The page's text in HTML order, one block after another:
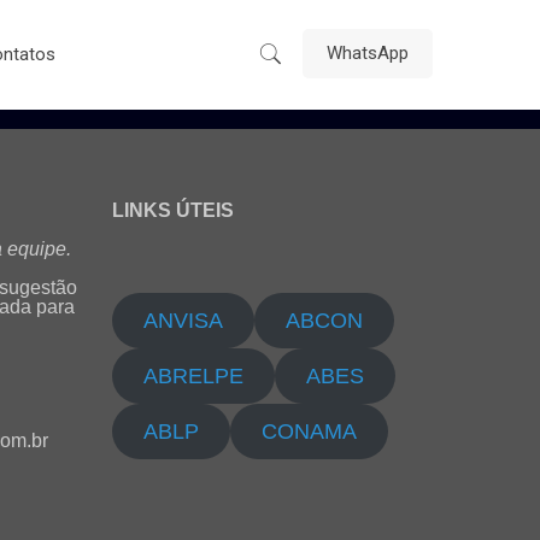
WhatsApp
equipe.
para
LINKS ÚTEIS
ANVISA ABCON
ABRELPE ABES
ABLP CONAMA